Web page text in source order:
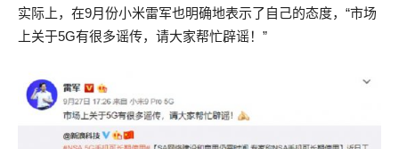
实际上，在9月份小米雷军也明确地表示了自己的态度，“市场
上关于5G有很多谣传，请大家帮忙辟谣！”